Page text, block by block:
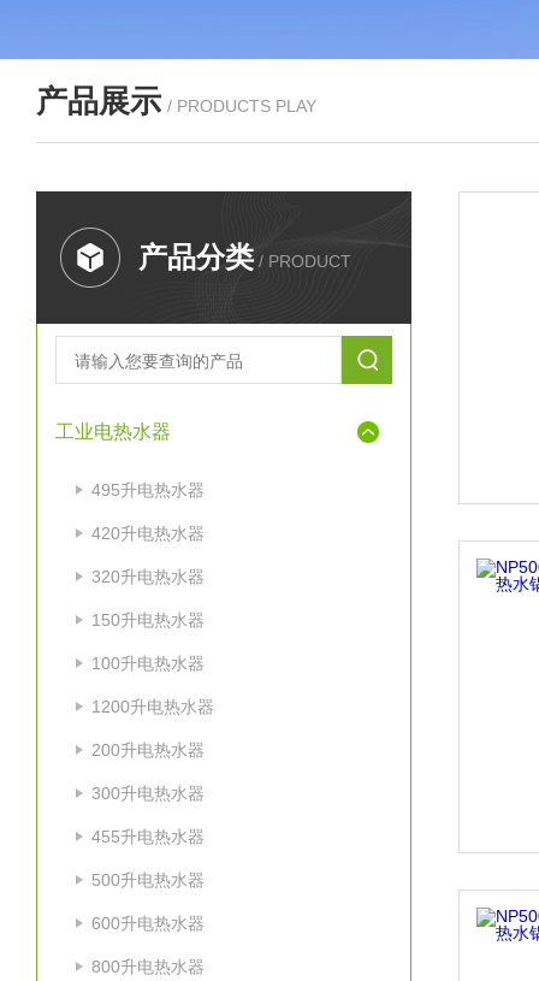
产品展示 / PRODUCTS PLAY
产品分类 / PRODUCT
工业电热水器
495升电热水器
420升电热水器
320升电热水器
150升电热水器
100升电热水器
1200升电热水器
200升电热水器
300升电热水器
455升电热水器
500升电热水器
600升电热水器
800升电热水器